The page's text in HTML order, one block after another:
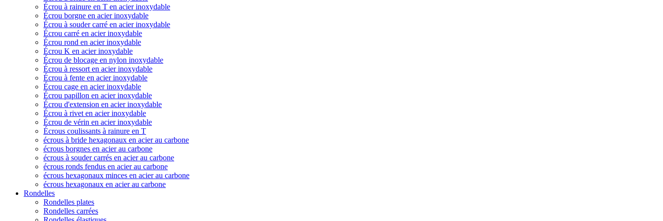
Écrou à rainure en T en acier inoxydable
Écrou borgne en acier inoxydable
Écrou à souder carré en acier inoxydable
Écrou carré en acier inoxydable
Écrou rond en acier inoxydable
Écrou K en acier inoxydable
Écrou de blocage en nylon inoxydable
Écrou à ressort en acier inoxydable
Écrou à fente en acier inoxydable
Écrou cage en acier inoxydable
Écrou papillon en acier inoxydable
Écrou d'extension en acier inoxydable
Écrou à rivet en acier inoxydable
Écrou de vérin en acier inoxydable
Écrous coulissants à rainure en T
écrous à bride hexagonaux en acier au carbone
écrous borgnes en acier au carbone
écrous à souder carrés en acier au carbone
écrous ronds fendus en acier au carbone
écrous hexagonaux minces en acier au carbone
écrous hexagonaux en acier au carbone
Rondelles
Rondelles plates
Rondelles carrées